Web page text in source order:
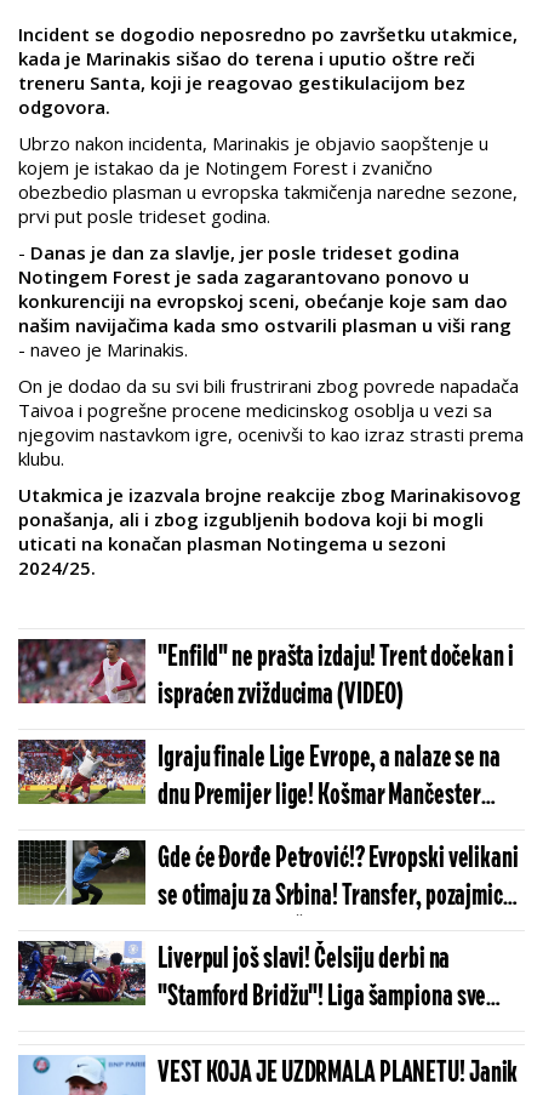
Incident se dogodio neposredno po završetku utakmice,
kada je Marinakis sišao do terena i uputio oštre reči
treneru Santa, koji je reagovao gestikulacijom bez
odgovora.
Ubrzo nakon incidenta, Marinakis je objavio saopštenje u
kojem je istakao da je Notingem Forest i zvanično
obezbedio plasman u evropska takmičenja naredne sezone,
prvi put posle trideset godina.
- Danas je dan za slavlje, jer posle trideset godina
Notingem Forest je sada zagarantovano ponovo u
konkurenciji na evropskoj sceni, obećanje koje sam dao
našim navijačima kada smo ostvarili plasman u viši rang
- naveo je Marinakis.
On je dodao da su svi bili frustrirani zbog povrede napadača
Taivoa i pogrešne procene medicinskog osoblja u vezi sa
njegovim nastavkom igre, ocenivši to kao izraz strasti prema
klubu.
Utakmica je izazvala brojne reakcije zbog Marinakisovog
ponašanja, ali i zbog izgubljenih bodova koji bi mogli
uticati na konačan plasman Notingema u sezoni
2024/25.
"Enfild" ne prašta izdaju! Trent dočekan i
ispraćen zvižducima (VIDEO)
Igraju finale Lige Evrope, a nalaze se na
dnu Premijer lige! Košmar Mančester
junajteda i Totenhema se nastavlja
Gde će Đorđe Petrović!? Evropski velikani
se otimaju za Srbina! Transfer, pozajmica
ili nova šansa u Čelsiju!?
Liverpul još slavi! Čelsiju derbi na
"Stamford Bridžu"! Liga šampiona sve
bliže!
VEST KOJA JE UZDRMALA PLANETU! Janik